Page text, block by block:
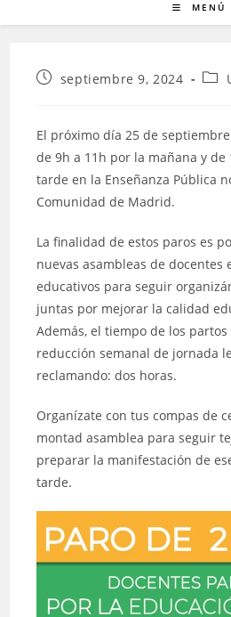
MENÚ
Publicación
entrada:
septiembre 9, 2024
El próximo día 25 de
de 9h a 11h por la mañana y de
tarde en la Enseñanza Pública
Comunidad de Madrid.
La finalidad de estos paros es
nuevas asambleas de docentes
educativos para seguir
juntas por mejorar la calidad
Además, el tiempo de los
reducción semanal de jornada
reclamando: dos horas.
Organízate con tus compas de
montad asamblea para seguir
preparar la manifestación de
tarde.